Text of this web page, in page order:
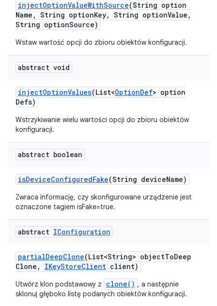
injectOptionValueWithSource(String option
Name , String optionKey, String optionValue ,
String optionSource)
Wstaw wartość opcji do zbioru obiektów konfiguracji.
abstract void
injectOptionValues(List<OptionDef> option
Defs)
Wstrzykiwanie wielu wartości opcji do zbioru obiektów
konfiguracji.
abstract boolean
isDeviceConfiguredFake(String deviceName)
Zwraca informację, czy skonfigurowane urządzenie jest
oznaczone tagiem isFake=true.
abstract IConfiguration
partialDeepClone(List<String> objectToDeep
Clone , IKeyStoreClient client)
Utwórz klon podstawowy z clone() , a następnie
sklonuj głęboko listę podanych obiektów konfiguracji.